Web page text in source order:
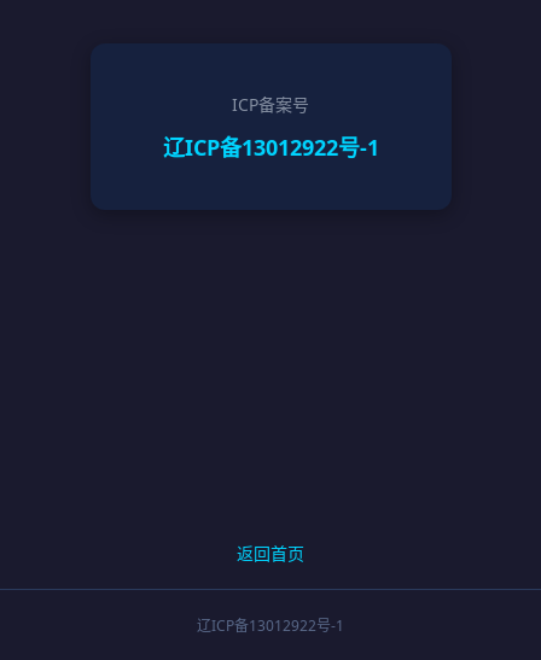
ICP备案号
辽ICP备13012922号-1
返回首页
辽ICP备13012922号-1